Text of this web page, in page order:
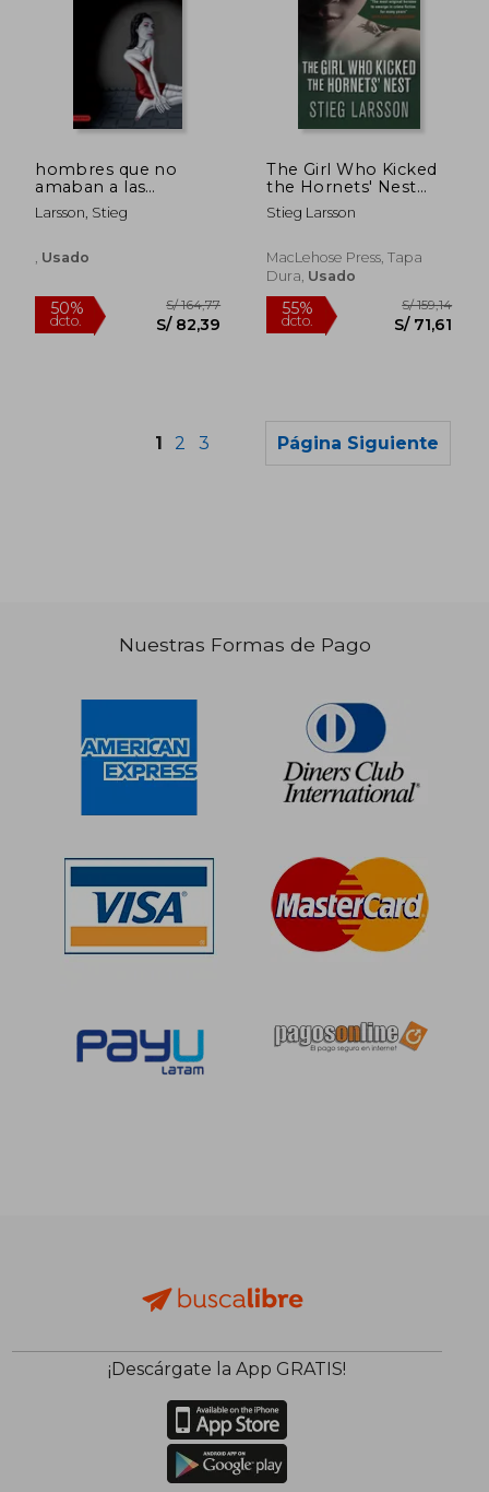
55% 55%
dcto. S/ 71,61
55%
dcto.
hombres que no
amaban a las
mujeres, los
Larsson, Stieg
Usado
The Girl Who Kicked
the Hornets' Nest
(Millennium Trilogy)
Stieg Larsson
MacLehose Press, Tapa
Dura, Usado
1 2 3 Página Siguiente
Nuestras Formas de Pago
¡Descárgate la App GRATIS!